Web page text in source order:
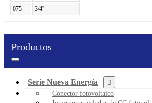
075
3/4''
Productos
Serie Nueva Energía
Conector fotovoltaico